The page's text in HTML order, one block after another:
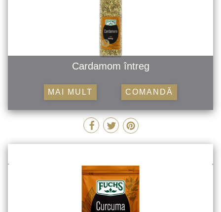
Cardamom întreg
MAI MULT COMANDĂ